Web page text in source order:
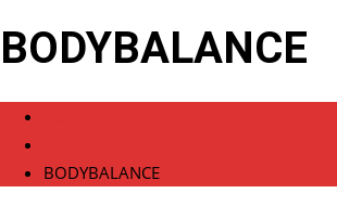
BODYBALANCE
BODYBALANCE